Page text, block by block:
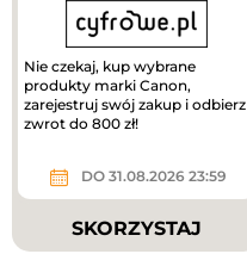
Nie czekaj, kup wybrane
produkty marki Canon,
zarejestruj swój zakup i odbierz
zwrot do 800 zł!
DO 31.08.2026 23:59
SKORZYSTAJ